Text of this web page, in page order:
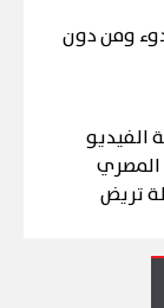
ومن دون
الفيديو
المصري
تريض